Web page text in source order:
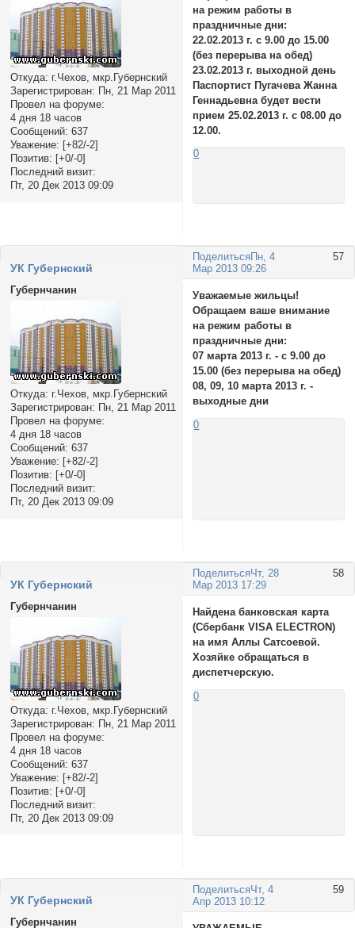
Откуда: г.Чехов, мкр.Губернский
Зарегистрирован: Пн, 21 Мар 2011
Провел на форуме:
4 дня 18 часов
Сообщений: 637
Уважение: [+82/-2]
Позитив: [+0/-0]
Последний визит:
Пт, 20 Дек 2013 09:09
на режим работы в
праздничные дни:
22.02.2013 г. с 9.00 до 15.00
(без перерыва на обед)
23.02.2013 г. выходной день
Паспортист Пугачева Жанна
Геннадьевна будет вести
прием 25.02.2013 г. с 08.00 до
12.00.
0
Поделиться 57
Пн, 4
Мар 2013 09:26
УК Губернский
Губернчанин
Откуда: г.Чехов, мкр.Губернский
Зарегистрирован: Пн, 21 Мар 2011
Провел на форуме:
4 дня 18 часов
Сообщений: 637
Уважение: [+82/-2]
Позитив: [+0/-0]
Последний визит:
Пт, 20 Дек 2013 09:09
Уважаемые жильцы!
Обращаем ваше внимание
на режим работы в
праздничные дни:
07 марта 2013 г. - с 9.00 до
15.00 (без перерыва на обед)
08, 09, 10 марта 2013 г. -
выходные дни
0
Поделиться 58
Чт, 28
Мар 2013 17:29
УК Губернский
Губернчанин
Откуда: г.Чехов, мкр.Губернский
Зарегистрирован: Пн, 21 Мар 2011
Провел на форуме:
4 дня 18 часов
Сообщений: 637
Уважение: [+82/-2]
Позитив: [+0/-0]
Последний визит:
Пт, 20 Дек 2013 09:09
Найдена банковская карта
(Сбербанк VISA ELECTRON)
на имя Аллы Сатсоевой.
Хозяйке обращаться в
диспетчерскую.
0
Поделиться 59
Чт, 4
Апр 2013 10:12
УК Губернский
Губернчанин